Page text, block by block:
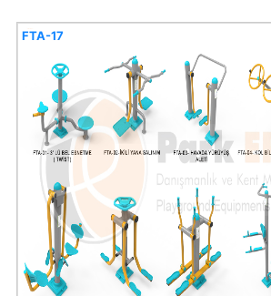
FTA-17